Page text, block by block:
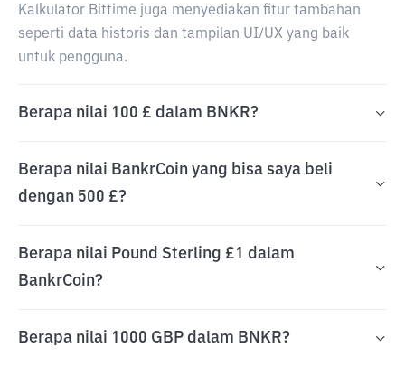
Kalkulator Bittime juga menyediakan fitur tambahan
seperti data historis dan tampilan UI/UX yang baik
untuk pengguna.
Berapa nilai 100 £ dalam BNKR?
Berapa nilai BankrCoin yang bisa saya beli
dengan 500 £?
Berapa nilai Pound Sterling £1 dalam
BankrCoin?
Berapa nilai 1000 GBP dalam BNKR?